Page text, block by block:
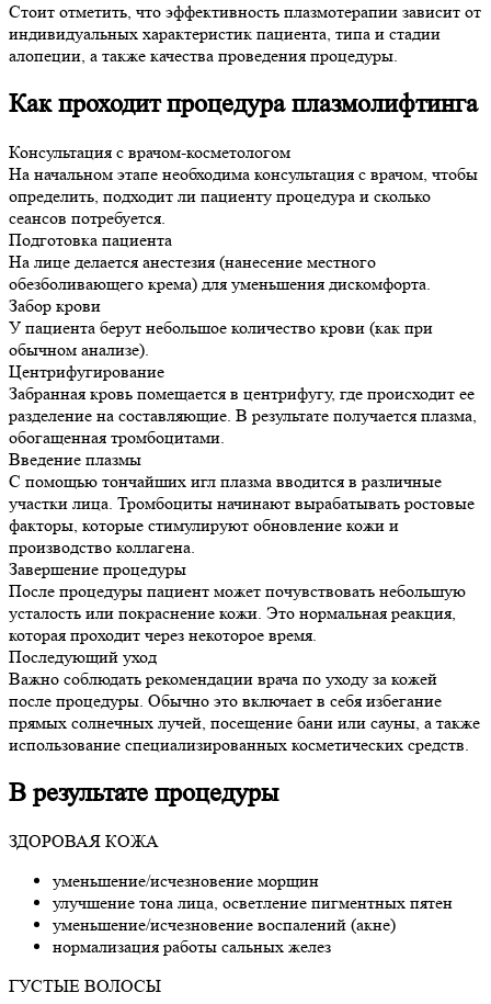
Стоит отметить, что эффективность плазмотерапии зависит от
индивидуальных характеристик пациента, типа и стадии
алопеции, а также качества проведения процедуры.
Как проходит процедура плазмолифтинга
Консультация с врачом-косметологом
На начальном этапе необходима консультация с врачом, чтобы
определить, подходит ли пациенту процедура и сколько
сеансов потребуется.
Подготовка пациента
На лице делается анестезия (нанесение местного
обезболивающего крема) для уменьшения дискомфорта.
Забор крови
У пациента берут небольшое количество крови (как при
обычном анализе).
Центрифугирование
Забранная кровь помещается в центрифугу, где происходит ее
разделение на составляющие. В результате получается плазма,
обогащенная тромбоцитами.
Введение плазмы
С помощью тончайших игл плазма вводится в различные
участки лица. Тромбоциты начинают вырабатывать ростовые
факторы, которые стимулируют обновление кожи и
производство коллагена.
Завершение процедуры
После процедуры пациент может почувствовать небольшую
усталость или покраснение кожи. Это нормальная реакция,
которая проходит через некоторое время.
Последующий уход
Важно соблюдать рекомендации врача по уходу за кожей
после процедуры. Обычно это включает в себя избегание
прямых солнечных лучей, посещение бани или сауны, а также
использование специализированных косметических средств.
В результате процедуры
ЗДОРОВАЯ КОЖА
уменьшение/исчезновение морщин
улучшение тона лица, осветление пигментных пятен
уменьшение/исчезновение воспалений (акне)
нормализация работы сальных желез
ГУСТЫЕ ВОЛОСЫ